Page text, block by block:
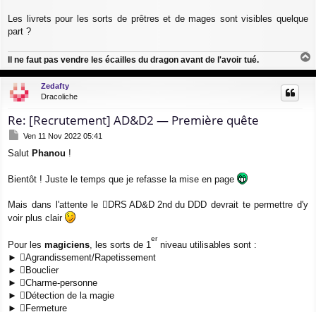
a
g
e
Les livrets pour les sorts de prêtres et de mages sont visibles quelque
part ?
Il ne faut pas vendre les écailles du dragon avant de l'avoir tué.
u
Zedafty
Dracoliche
Re: [Recrutement] AD&D2 — Première quête
M
s
a
Ven 11 Nov 2022 05:41
Salut Phanou !
Bientôt ! Juste le temps que je refasse la mise en page
Mais dans l'attente le DRS AD&D 2nd du DDD devrait te permettre d'y
voir plus clair
Pour les magiciens, les sorts de 1
er
niveau utilisables sont :
►
Agrandissement/Rapetissement
►
Bouclier
►
Charme-personne
►
Détection de la magie
►
Fermeture